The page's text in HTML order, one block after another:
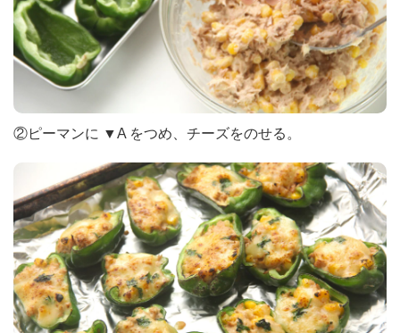
②ピーマンに ▼A をつめ、チーズをのせる。